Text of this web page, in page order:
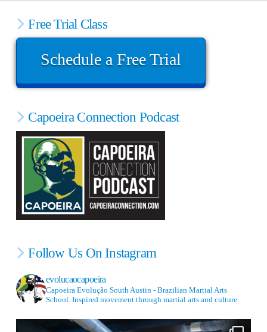
Free Trial Class
Schedule a Free Trial
Capoeira Connection Podcast
Follow Us On Instagram
evolucaocapoeira
Capoeira Evolução South Austin - Brazilian Martial Arts
School. Inspired movement through martial arts and culture.